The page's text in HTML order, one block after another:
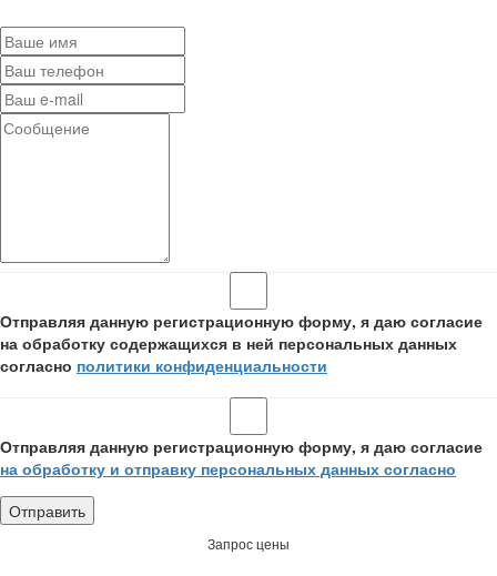
Отправляя данную регистрационную форму, я даю согласие
на обработку содержащихся в ней персональных данных
согласно политики конфиденциальности
Отправляя данную регистрационную форму, я даю согласие
на обработку и отправку персональных данных согласно
Запрос цены